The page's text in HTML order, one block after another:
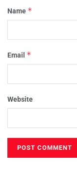
Name *
Email *
Website